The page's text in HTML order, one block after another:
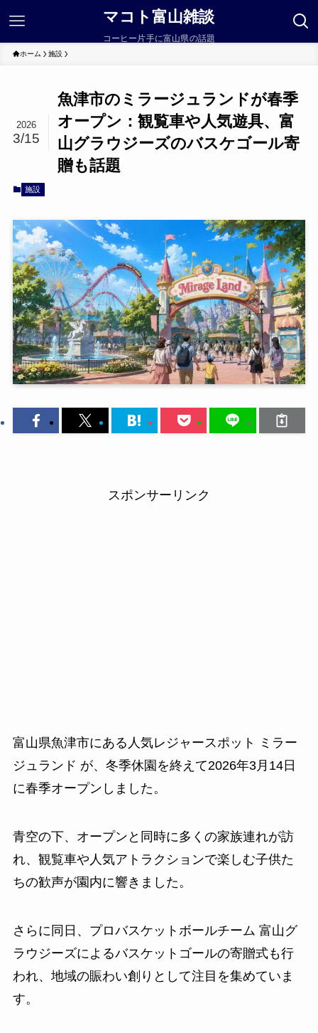
マコト富山雑談
コーヒー片手に富山県の話題
ホーム 施設
魚津市のミラージュランドが春季
オープン：観覧車や人気遊具、富
山グラウジーズのバスケゴール寄
贈も話題
2026
3/15
施設
スポンサーリンク
富山県魚津市にある人気レジャースポット ミラー
ジュランド が、冬季休園を終えて2026年3月14日
に春季オープンしました。
青空の下、オープンと同時に多くの家族連れが訪
れ、観覧車や人気アトラクションで楽しむ子供た
ちの歓声が園内に響きました。
さらに同日、プロバスケットボールチーム 富山グ
ラウジーズによるバスケットゴールの寄贈式も行
われ、地域の賑わい創りとして注目を集めていま
す。